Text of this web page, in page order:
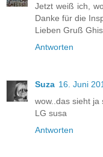
Jetzt weiß ich,
Danke für die
Lieben Gruß
Antworten
Suza 16. Juni
wow..das sieht ja
LG susa
Antworten